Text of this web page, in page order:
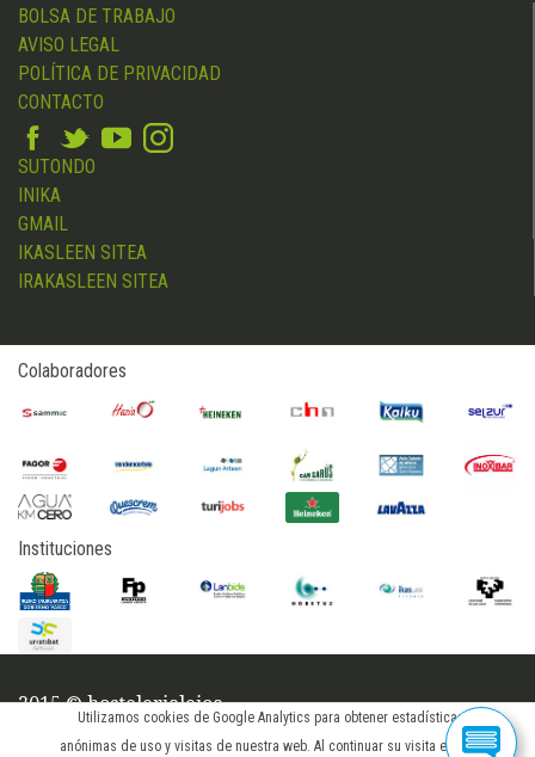
Utilizamos cookies de Google Analytics para obtener estadísticas
anónimas de uso y visitas de nuestra web. Al continuar su visita en este
BOLSA DE TRABAJO
AVISO LEGAL
POLÍTICA DE PRIVACIDAD
CONTACTO
SUTONDO
INIKA
GMAIL
IKASLEEN SITEA
IRAKASLEEN SITEA
Colaboradores
Instituciones
2015 © hostelerialeioa